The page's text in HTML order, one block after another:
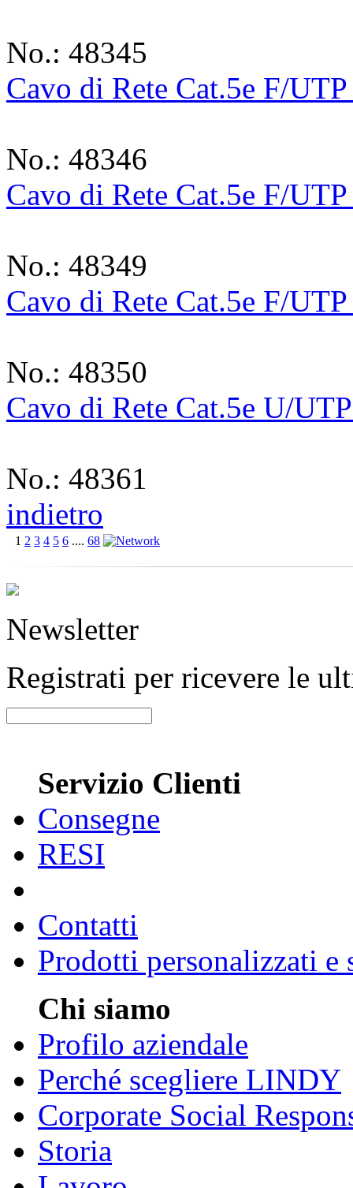
No.: 48345
Cavo di Rete Cat.5e F/
No.: 48346
Cavo di Rete Cat.5e F/
No.: 48349
Cavo di Rete Cat.5e F/
No.: 48350
Cavo di Rete Cat.5e U/
No.: 48361
indietro
1 2 3 4 5 6 .... 68
Newsletter
Registrati per ricevere le
Servizio Clienti
Consegne
RESI
Contatti
Prodotti personalizzati e
Chi siamo
Profilo aziendale
Perché scegliere LINDY
Corporate Social
Storia